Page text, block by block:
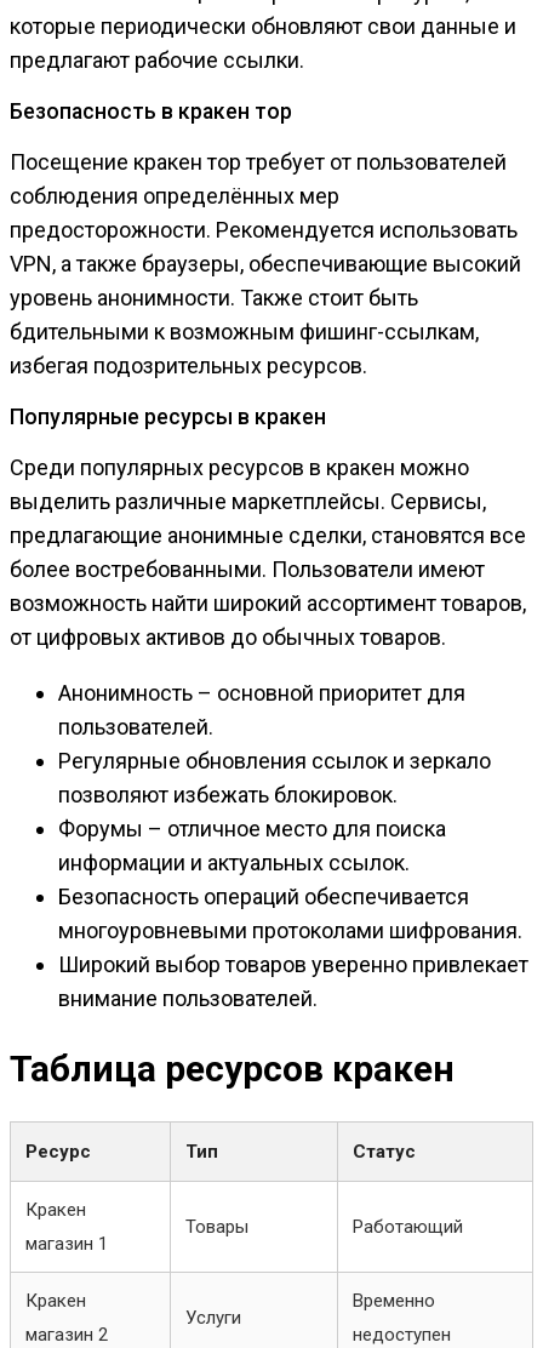
которые периодически обновляют свои данные и
предлагают рабочие ссылки.
Безопасность в кракен тор
Посещение кракен тор требует от пользователей
соблюдения определённых мер
предосторожности. Рекомендуется использовать
VPN, а также браузеры, обеспечивающие высокий
уровень анонимности. Также стоит быть
бдительными к возможным фишинг-ссылкам,
избегая подозрительных ресурсов.
Популярные ресурсы в кракен
Среди популярных ресурсов в кракен можно
выделить различные маркетплейсы. Сервисы,
предлагающие анонимные сделки, становятся все
более востребованными. Пользователи имеют
возможность найти широкий ассортимент товаров,
от цифровых активов до обычных товаров.
Анонимность – основной приоритет для
пользователей.
Регулярные обновления ссылок и зеркало
позволяют избежать блокировок.
Форумы – отличное место для поиска
информации и актуальных ссылок.
Безопасность операций обеспечивается
многоуровневыми протоколами шифрования.
Широкий выбор товаров уверенно привлекает
внимание пользователей.
Таблица ресурсов кракен
Ресурс Тип Статус
Кракен
магазин 1
Товары Работающий
Кракен
магазин 2
Услуги
Временно
недоступен